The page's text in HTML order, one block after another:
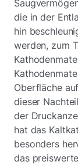
die in der
hin
werden, zum
Oberfläche
dieser
der
hat das
besonders
das